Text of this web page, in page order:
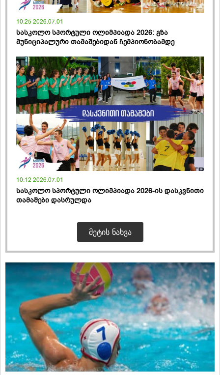
10:25 2026.07.01
სასკოლო სპორტული ოლიმპიადა 2026: გზა
მუნიციპალური თამაშებიდან ჩემპიონობამდე
10:12 2026.07.01
სასკოლო სპორტული ოლიმპიადა 2026-ის დასკვნითი
თამაშები დასრულდა
ᲛᲔᲢᲘᲡ ᲜᲐᲮᲕᲐ